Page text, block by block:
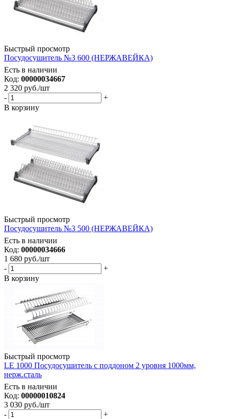
Быстрый просмотр
Посудосушитель №3 600 (НЕРЖАВЕЙКА)
Есть в наличии
Код: 00000034667
2 320 руб./шт
-
+
В корзину
Быстрый просмотр
Посудосушитель №3 500 (НЕРЖАВЕЙКА)
Есть в наличии
Код: 00000034666
1 680 руб./шт
-
+
В корзину
Быстрый просмотр
LE 1000 Посудосушитель с поддоном 2 уровня 1000мм,
нерж.сталь
Есть в наличии
Код: 00000010824
3 030 руб./шт
-
+